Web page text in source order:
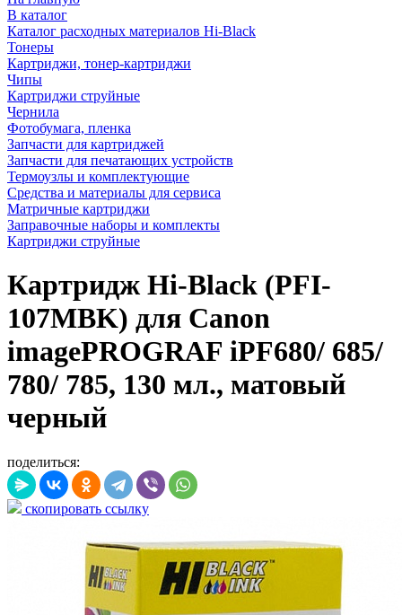
В каталог
Каталог расходных материалов Hi-Black
Тонеры
Картриджи, тонер-картриджи
Чипы
Картриджи струйные
Чернила
Фотобумага, пленка
Запчасти для картриджей
Запчасти для печатающих устройств
Термоузлы и комплектующие
Средства и материалы для сервиса
Матричные картриджи
Заправочные наборы и комплекты
Картриджи струйные
Картридж Hi-Black (PFI-
107MBK) для Canon
imagePROGRAF iPF680/ 685/
780/ 785, 130 мл., матовый
черный
поделиться:
скопировать ссылку